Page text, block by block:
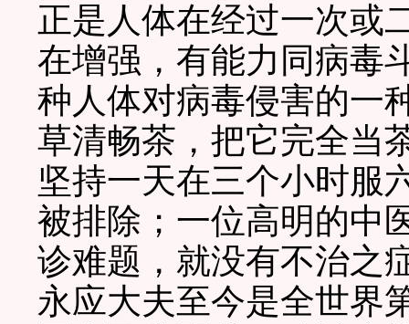
正是人体在经过一次或
在增强，有能力同病毒
种人体对病毒侵害的一
草清畅茶，把它完全当
坚持一天在三个小时服
被排除；一位高明的中
诊难题，就没有不治之
永应大夫至今是全世界